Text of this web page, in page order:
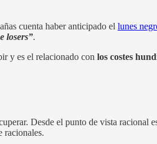
cuenta haber anticipado el lunes
losers”.
y es el relacionado con los costes
Desde el punto de vista racional
racionales.